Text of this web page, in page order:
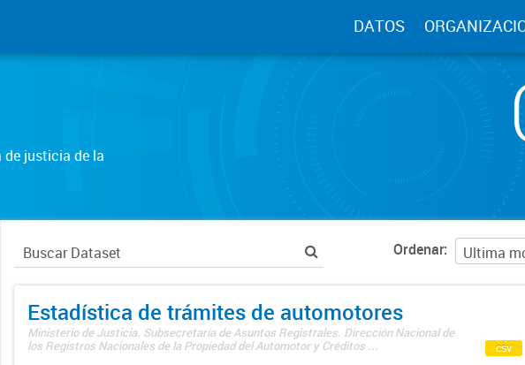
DATOS
justicia de la
Ordenar
Estadística de trámites de automotores
Ministerio de Justicia. Subsecretaría de Asuntos Registrales. Dirección Nacional de
los Registros Nacionales de la Propiedad del Automotor y Créditos ...
csv